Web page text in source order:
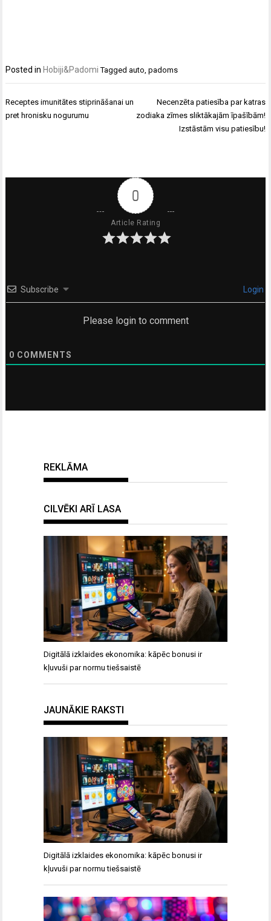
Posted in Hobiji&Padomi Taggedauto,padoms
Ziņu
izvēlne
Receptes imunitātes stiprināšanai un
pret hronisku nogurumu
Necenzēta patiesība par katras
zodiaka zīmes sliktākajām īpašībām!
Izstāstām visu patiesību!
0
Article Rating
Subscribe Login
Please login to comment
0 COMMENTS
REKLĀMA
CILVĒKI ARĪ LASA
Digitālā izklaides ekonomika: kāpēc bonusi ir
kļuvuši par normu tiešsaistē
JAUNĀKIE RAKSTI
Digitālā izklaides ekonomika: kāpēc bonusi ir
kļuvuši par normu tiešsaistē